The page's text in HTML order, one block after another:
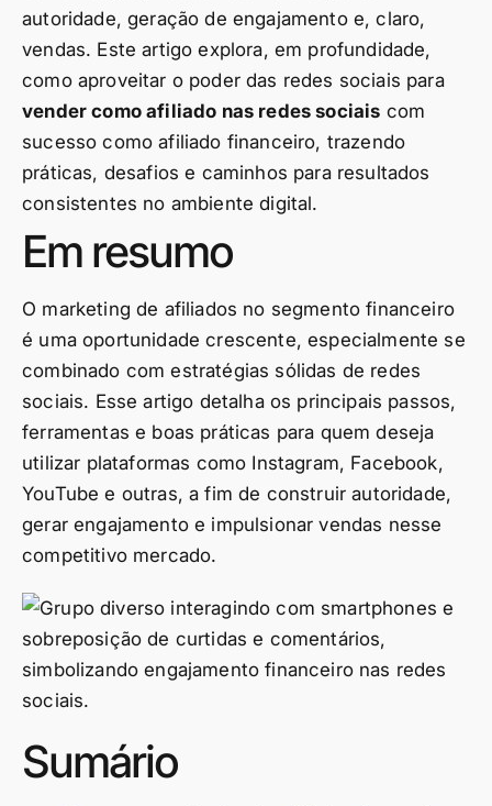
autoridade, geração de engajamento e, claro,
vendas. Este artigo explora, em profundidade,
como aproveitar o poder das redes sociais para
vender como afiliado nas redes sociais com
sucesso como afiliado financeiro, trazendo
práticas, desafios e caminhos para resultados
consistentes no ambiente digital.
Em resumo
O marketing de afiliados no segmento financeiro
é uma oportunidade crescente, especialmente se
combinado com estratégias sólidas de redes
sociais. Esse artigo detalha os principais passos,
ferramentas e boas práticas para quem deseja
utilizar plataformas como Instagram, Facebook,
YouTube e outras, a fim de construir autoridade,
gerar engajamento e impulsionar vendas nesse
competitivo mercado.
Sumário